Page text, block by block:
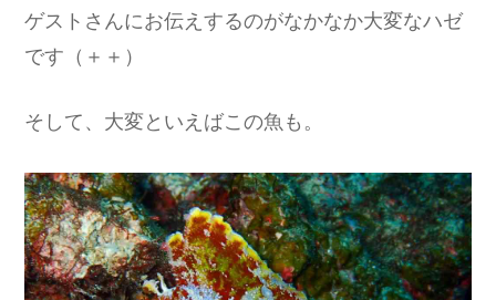
ゲストさんにお伝えするのがなかなか大変なハゼ
です（＋＋）
そして、大変といえばこの魚も。